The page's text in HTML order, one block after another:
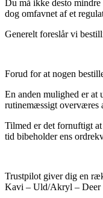
Du må ikke desto
dog omfavnet af et
Generelt foreslår vi
Forud for at nogen
En anden mulighed er at
rutinemæssigt overværes
Tilmed er det fornuftigt
tid bibeholder ens
Trustpilot giver dig en
Kavi – Uld/Akryl – Deer